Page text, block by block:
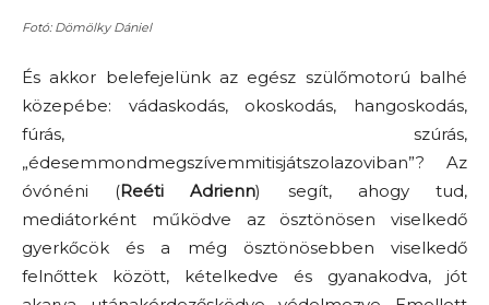
Fotó: Dömölky Dániel
És akkor belefejelünk az egész szülőmotorú balhé
közepébe: vádaskodás, okoskodás, hangoskodás,
fúrás, szúrás,
„édesemmondmegszívemmitisjátszolazoviban”? Az
óvónéni (Reéti Adrienn) segít, ahogy tud,
mediátorként működve az ösztönösen viselkedő
gyerkőcök és a még ösztönösebben viselkedő
felnőttek között, kételkedve és gyanakodva, jót